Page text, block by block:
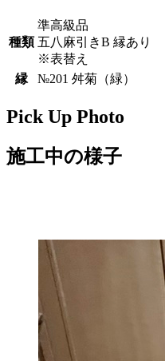
種類
準高級品
五八麻引きB 縁あり
※表替え
縁
№201 舛菊（緑）
Pick Up Photo
施工中の様子